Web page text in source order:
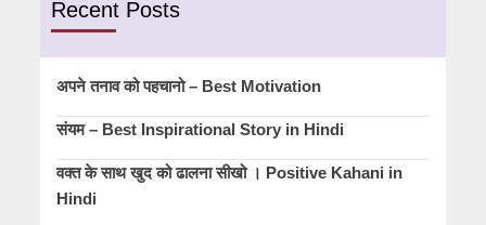
Recent Posts
अपने तनाव को पहचानो – Best Motivation
संयम – Best Inspirational Story in Hindi
वक्त के साथ खुद को ढालना सीखो । Positive Kahani in
Hindi